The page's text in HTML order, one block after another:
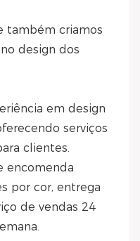
design dos
serviços
clientes.
por cor, entrega
de vendas 24